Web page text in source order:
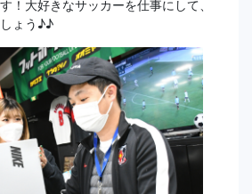
！大好きなサッカーを仕事にして、
ょう♪♪